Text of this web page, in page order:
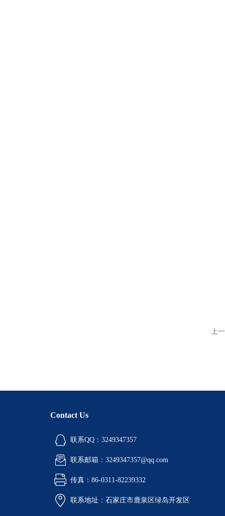
上
Contact Us
联系QQ：3249347357
联系邮箱：3249347357@qq.com
传真：86-0311-82239332
联系地址：石家庄市鹿泉区绿岛开发区